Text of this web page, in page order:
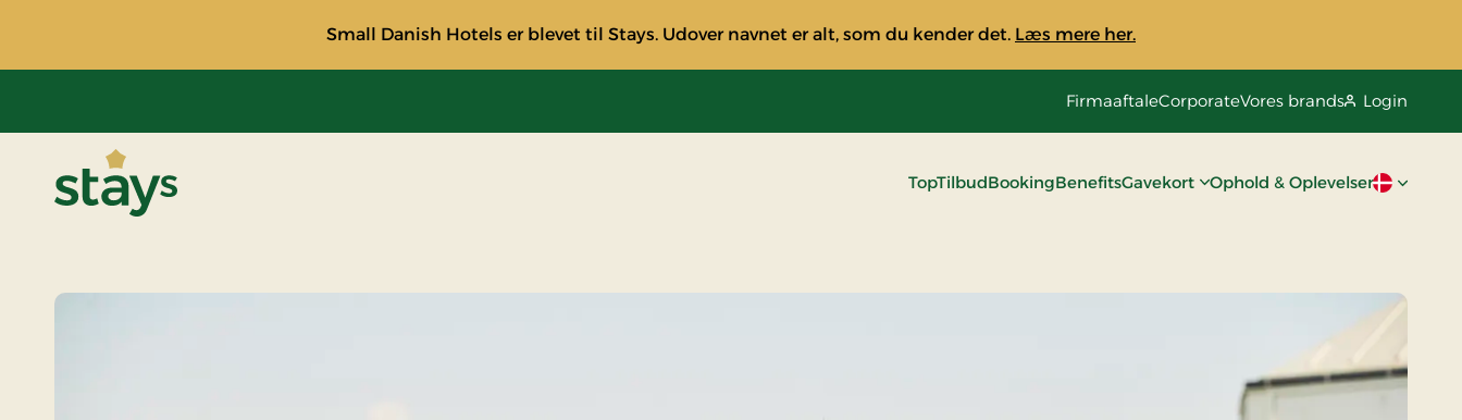
Small Danish Hotels er blevet til Stays. Udover navnet er alt, som du kender det. Læs mere her.
FirmaaftaleCorporateVores brands Login
TopTilbudBookingBenefitsGavekort Ophold & OplevelserAktivt